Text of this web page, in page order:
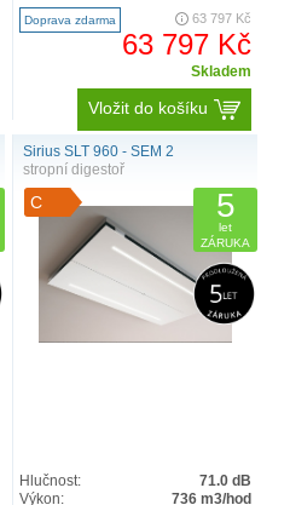
pásky – regulace int..
Doprava zdarma 63 797 Kč
63 797 Kč
Skladem
Vložit do košíku
Sirius SLT 960 - SEM 2
stropní digestoř
C 5
let
ZÁRUKA
Hlučnost:
71.0 dB
Výkon:
736 m3/hod